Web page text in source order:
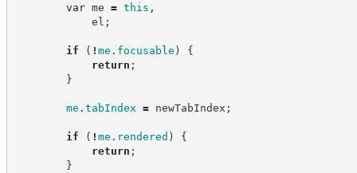
var me = this ,
el ;
if ( ! me . focusable )
{
return ;
}
me . tabIndex = newTabIndex ;
if ( ! me . rendered )
{
return ;
}